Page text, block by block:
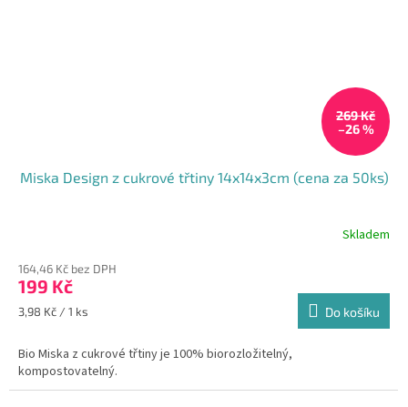
269 Kč
–26 %
Miska Design z cukrové třtiny 14x14x3cm (cena za 50ks)
Skladem
164,46 Kč bez DPH
199 Kč
Měrná
3,98 Kč / 1 ks Do košíku
Bio Miska z cukrové třtiny je 100% biorozložitelný,
kompostovatelný.